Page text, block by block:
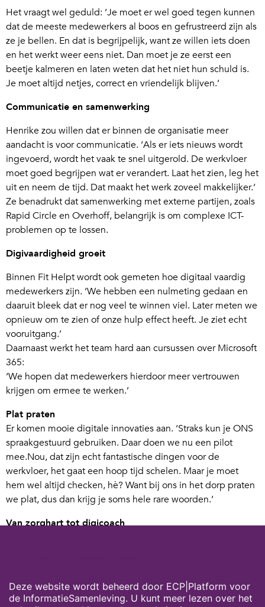
Het vraagt wel geduld: ‘Je moet er wel goed tegen kunnen
dat de meeste medewerkers al boos en gefrustreerd zijn als
ze je bellen. En dat is begrijpelijk, want ze willen iets doen
en het werkt weer eens niet. Dan moet je ze eerst een
beetje kalmeren en laten weten dat het niet hun schuld is.
Je moet altijd netjes, correct en vriendelijk blijven.’
Communicatie en samenwerking
Henrike zou willen dat er binnen de organisatie meer
aandacht is voor communicatie. ‘Als er iets nieuws wordt
ingevoerd, wordt het vaak te snel uitgerold. De werkvloer
moet goed begrijpen wat er verandert. Laat het zien, leg het
uit en neem de tijd. Dat maakt het werk zoveel makkelijker.’
Ze benadrukt dat samenwerking met externe partijen, zoals
Rapid Circle en Overhoff, belangrijk is om complexe ICT-
problemen op te lossen.
Digivaardigheid groeit
Binnen Fit Helpt wordt ook gemeten hoe digitaal vaardig
medewerkers zijn. ‘We hebben een nulmeting gedaan en
daaruit bleek dat er nog veel te winnen viel. Later meten we
opnieuw om te zien of onze hulp effect heeft. Je ziet echt
vooruitgang.’
Daarnaast werkt het team hard aan cursussen over Microsoft
365:
‘We hopen dat medewerkers hierdoor meer vertrouwen
krijgen om ermee te werken.’
Plat praten
Er komen mooie digitale innovaties aan. ‘Straks kun je ONS
spraakgestuurd gebruiken. Daar doen we nu een pilot
mee.Nou, dat zijn echt fantastische dingen voor de
werkvloer, het gaat een hoop tijd schelen. Maar je moet
hem wel altijd checken, hè? Want bij ons in het dorp praten
we plat, dus dan krijg je soms hele rare woorden.’
Van zorghart tot digicoach
het heb opgelost. Het mooiste is als ik iemand op de
werkvloer kan helpen en die met een glimlach verder kan.
Deze website wordt beheerd door ECP|Platform voor
de InformatieSamenleving. U kunt meer lezen over het